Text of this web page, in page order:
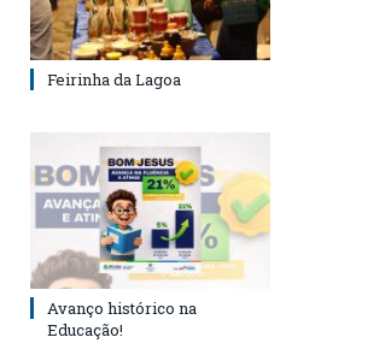
Feirinha da Lagoa
Avanço histórico na
Educação!